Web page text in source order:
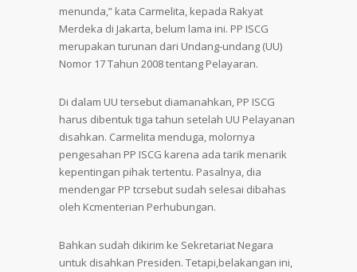
menunda,” kata Carmelita, kepada Rakyat
Merdeka di Jakarta, belum lama ini. PP ISCG
merupakan turunan dari Undang-undang (UU)
Nomor 17 Tahun 2008 tentang Pelayaran.
Di dalam UU tersebut diamanahkan, PP ISCG
harus dibentuk tiga tahun setelah UU Pelayanan
disahkan. Carmelita menduga, molornya
pengesahan PP ISCG karena ada tarik menarik
kepentingan pihak tertentu. Pasalnya, dia
mendengar PP tcrsebut sudah selesai dibahas
oleh Kcmenterian Perhubungan.
Bahkan sudah dikirim ke Sekretariat Negara
untuk disahkan Presiden. Tetapi,belakangan ini,